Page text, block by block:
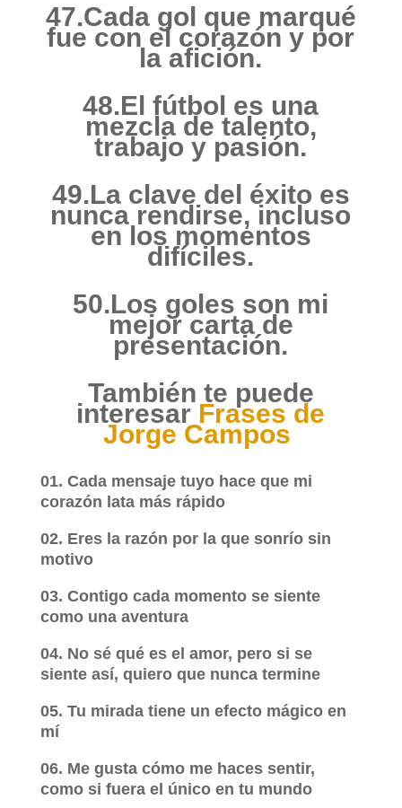
47.Cada gol que marqué
fue con el corazón y por
la afición.
48.El fútbol es una
mezcla de talento,
trabajo y pasión.
49.La clave del éxito es
nunca rendirse, incluso
en los momentos
difíciles.
50.Los goles son mi
mejor carta de
presentación.
También te puede
interesar Frases de
Jorge Campos
01. Cada mensaje tuyo hace que mi
corazón lata más rápido
02. Eres la razón por la que sonrío sin
motivo
03. Contigo cada momento se siente
como una aventura
04. No sé qué es el amor, pero si se
siente así, quiero que nunca termine
05. Tu mirada tiene un efecto mágico en
mí
06. Me gusta cómo me haces sentir,
como si fuera el único en tu mundo